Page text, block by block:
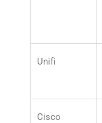
Unifi
Cisco